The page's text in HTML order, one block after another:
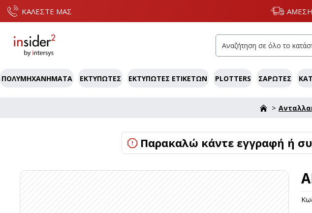
ΚΑΛΕΣΤΕ ΜΑΣ
ΠΟΛΥΜΗΧΑΝΉΜΑΤΑ ΕΚΤΥΠΩΤΈΣ ΕΚΤΥΠΩΤΈΣ ΕΤΙΚΕΤΏΝ PLOTTERS ΣΑΡΩΤΈΣ
Παρακαλώ κάντε εγγραφή ή